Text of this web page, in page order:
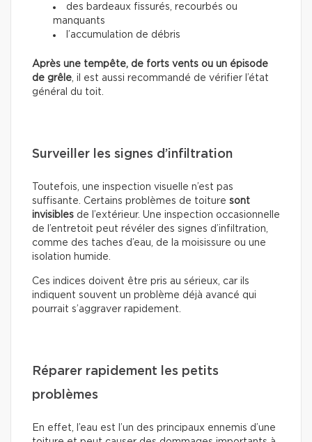
des bardeaux fissurés, recourbés ou
manquants
l’accumulation de débris
Après une tempête, de forts vents ou un épisode
de grêle, il est aussi recommandé de vérifier l’état
général du toit.
Surveiller les signes d’infiltration
Toutefois, une inspection visuelle n’est pas
suffisante. Certains problèmes de toiture sont
invisibles de l’extérieur. Une inspection occasionnelle
de l’entretoit peut révéler des signes d’infiltration,
comme des taches d’eau, de la moisissure ou une
isolation humide.
Ces indices doivent être pris au sérieux, car ils
indiquent souvent un problème déjà avancé qui
pourrait s’aggraver rapidement.
Réparer rapidement les petits
problèmes
En effet, l’eau est l’un des principaux ennemis d’une